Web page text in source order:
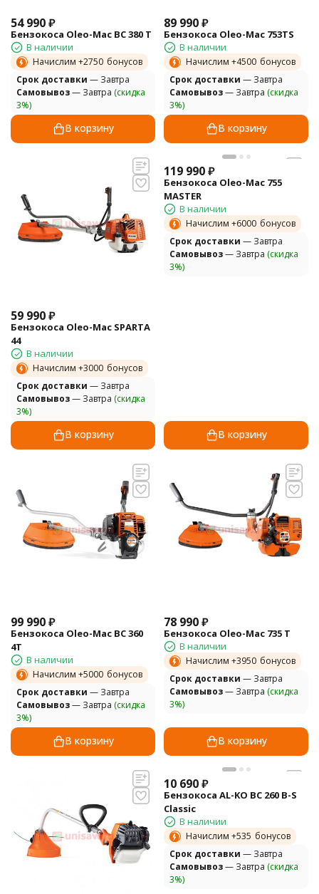
54 990₽
Бензокоса Oleo-Mac BC 380 Т
В наличии
Начислим +2750 бонусов
Cрок доставки — Завтра
Самовывоз— Завтра (скидка
3%)
В корзину
89 990₽
Бензокоса Oleo-Mac 753TS
В наличии
Начислим +4500 бонусов
Cрок доставки — Завтра
Самовывоз— Завтра (скидка
3%)
В корзину
59 990₽
Бензокоса Oleo-Mac SPARTA
44
В наличии
Начислим +3000 бонусов
Cрок доставки — Завтра
Самовывоз— Завтра (скидка
3%)
В корзину
119 990₽
Бензокоса Oleo-Mac 755
MASTER
В наличии
Начислим +6000 бонусов
Cрок доставки — Завтра
Самовывоз— Завтра (скидка
3%)
В корзину
99 990₽
Бензокоса Oleo-Mac BC 360
4T
В наличии
Начислим +5000 бонусов
Cрок доставки — Завтра
Самовывоз— Завтра (скидка
3%)
В корзину
78 990₽
Бензокоса Oleo-Mac 735 T
В наличии
Начислим +3950 бонусов
Cрок доставки — Завтра
Самовывоз— Завтра (скидка
3%)
В корзину
10 690₽
Бензокоса AL-KO BC 260 B-S
Classic
В наличии
Начислим +535 бонусов
Cрок доставки — Завтра
Самовывоз— Завтра (скидка
3%)